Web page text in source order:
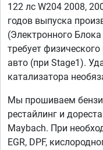
122 лс W204 2008,
годов выпуска
(Электронного
требует
авто (при Stage1).
катализатора
Мы прошиваем
рестайлинг и
Maybach. При
EGR, DPF,